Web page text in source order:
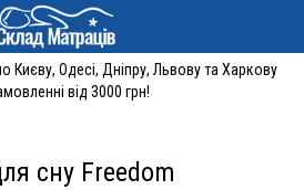
Києву, Одесі, Дніпру, Львову та Харкову
від 3000 грн!
сну Freedom